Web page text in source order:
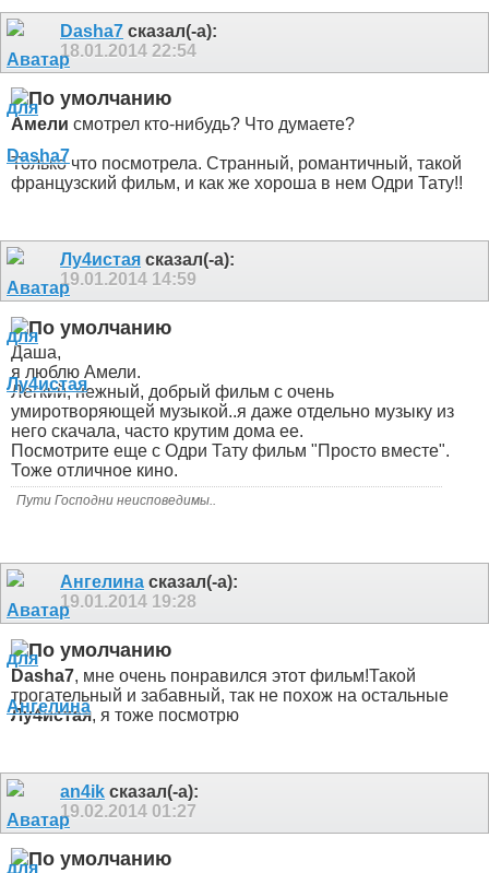
Dasha7 сказал(-а):
18.01.2014 22:54
Амели смотрел кто-нибудь? Что думаете?
Только что посмотрела. Странный, романтичный, такой
французский фильм, и как же хороша в нем Одри Тату!!
Лу4истая сказал(-а):
19.01.2014 14:59
Даша,
я люблю Амели.
Легкий, нежный, добрый фильм с очень
умиротворяющей музыкой..я даже отдельно музыку из
него скачала, часто крутим дома ее.
Посмотрите еще с Одри Тату фильм "Просто вместе".
Тоже отличное кино.
Пути Господни неисповедимы..
Ангелина сказал(-а):
19.01.2014 19:28
Dasha7, мне очень понравился этот фильм!Такой
трогательный и забавный, так не похож на остальные
Лу4истая, я тоже посмотрю
an4ik сказал(-а):
19.02.2014 01:27